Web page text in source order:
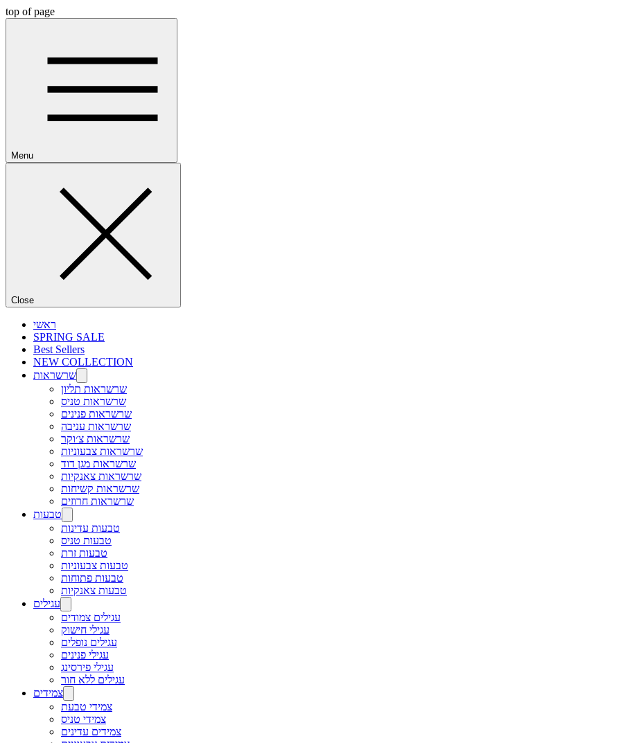
top of page
Menu
Close
ראשי
SPRING SALE
Best Sellers
NEW COLLECTION
שרשראות
שרשראות תליון
שרשראות טניס
שרשראות פנינים
שרשראות עניבה
שרשראות צ׳וקר
שרשראות צבעוניות
שרשראות מגן דוד
שרשראות צאנקיות
שרשראות קשיחות
שרשראות חרוזים
טבעות
טבעות עדינות
טבעות טניס
טבעות זרת
טבעות צבעוניות
טבעות פתוחות
טבעות צאנקיות
עגילים
עגילים צמודים
עגילי חישוק
עגילים נופלים
עגילי פנינים
עגילי פירסינג
עגילים ללא חור
צמידים
צמידי טבעת
צמידי טניס
צמידים עדינים